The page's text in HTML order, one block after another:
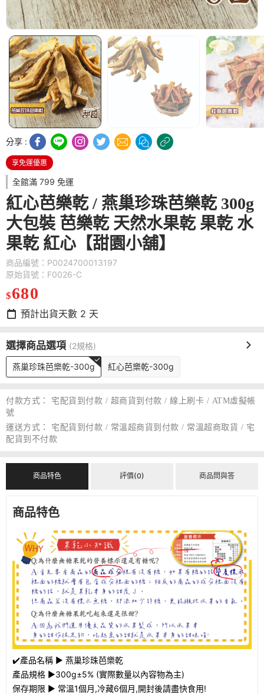
分享 :
享免運優惠
全館滿 799 免運
紅心芭樂乾 / 燕巢珍珠芭樂乾 300g
大包裝 芭樂乾 天然水果乾 果乾 水
果乾 紅心【甜園小舖】
商品編號：P0024700013197
原始貨號：F0026-C
$680
預計出貨天數 2 天
選擇商品選項 (2規格)
燕巢珍珠芭樂乾-300g 紅心芭樂乾-300g
付款方式：
宅配貨到付款 / 超商貨到付款 / 線上刷卡 / ATM虛擬帳
號
運送方式：
宅配貨到付款 / 常溫超商貨到付款 / 常溫超商取貨 / 宅
配貨到不付款
商品特色 評價(0) 商品問與答
商品特色
✔️產品名稱 ► 燕巢珍珠芭樂乾
產品規格 ►300g±5% (實際數量以內容物為主)
保存期限 ► 常溫1個月,冷藏6個月,開封後請盡快食用!